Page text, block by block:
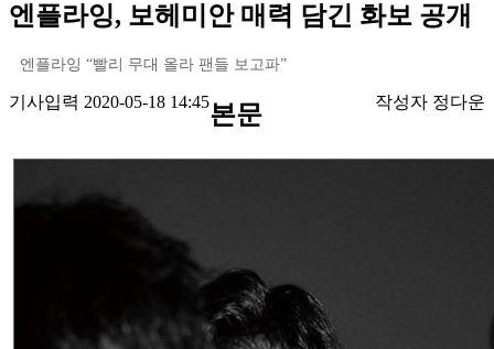
엔플라잉, 보헤미안 매력 담긴 화보 공개
엔플라잉 “빨리 무대 올라 팬들 보고파”
기사입력 2020-05-18 14:45 작성자 정다운
본문